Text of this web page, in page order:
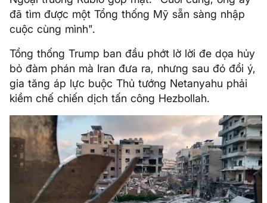
đã tìm được một Tổng thống Mỹ sẵn sàng nhập
cuộc cùng mình".
Tổng thống Trump ban đầu phớt lờ lời đe dọa hủy
bỏ đàm phán mà Iran đưa ra, nhưng sau đó đổi ý,
gia tăng áp lực buộc Thủ tướng Netanyahu phải
kiềm chế chiến dịch tấn công Hezbollah.